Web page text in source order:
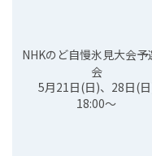
NHKのど自慢氷見大会予
会
5月21日(日)、28日(
18:00～